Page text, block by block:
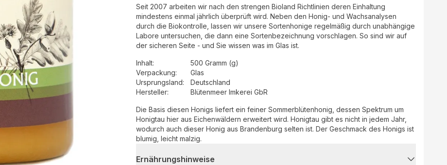
Seit 2007 arbeiten wir nach den strengen Bioland Richtlinien deren Einhaltung
mindestens einmal jährlich überprüft wird. Neben den Honig- und Wachsanalysen
durch die Biokontrolle, lassen wir unsere Sortenhonige regelmäßig durch unabhängige
Labore untersuchen, die dann eine Sortenbezeichnung vorschlagen. So sind wir auf
der sicheren Seite - und Sie wissen was im Glas ist.
Inhalt:
500 Gramm (g)
Verpackung:
Glas
Ursprungsland:
Deutschland
Hersteller: Blütenmeer Imkerei GbR
Die Basis diesen Honigs liefert ein feiner Sommerblütenhonig, dessen Spektrum um
Honigtau hier aus Eichenwäldern erweitert wird. Honigtau gibt es nicht in jedem Jahr,
wodurch auch dieser Honig aus Brandenburg selten ist. Der Geschmack des Honigs ist
blumig, leicht malzig.
Ernährungshinweise